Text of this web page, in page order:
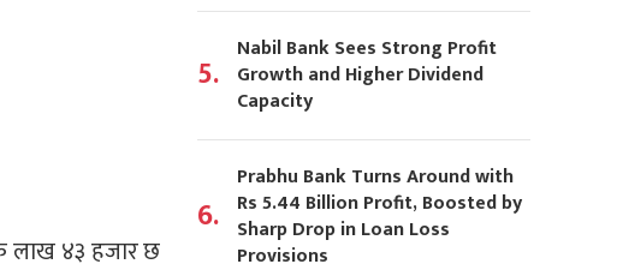
लाख ४३ हजार छ
5.
Nabil Bank Sees Strong Profit
Growth and Higher Dividend
Capacity
6.
Prabhu Bank Turns Around with
Rs 5.44 Billion Profit, Boosted by
Sharp Drop in Loan Loss
Provisions